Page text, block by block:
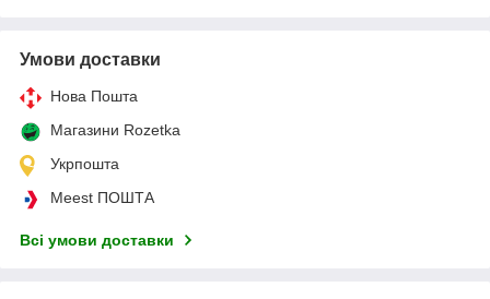
Умови доставки
Нова Пошта
Магазини Rozetka
Укрпошта
Meest ПОШТА
Всі умови доставки